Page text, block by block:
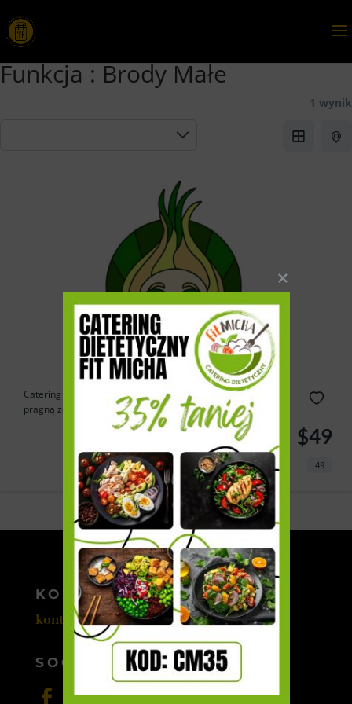
Funkcja :Brody Małe
1 wynik
Catering Cebulka to doskonałe rozwiązanie dla tych, którzy
pragną zdrowo...
$49
49
Powered by Estatik
KONTAKT
kontakt@cateromedia.pl
SOCIAL MEDIA